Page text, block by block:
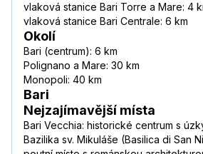
vlaková stanice Bari Torre a Mare: 4
vlaková stanice Bari Centrale: 6 km
Okolí
Bari (centrum): 6 km
Polignano a Mare: 30 km
Monopoli: 40 km
Bari
Nejzajímavější místa
Bari Vecchia: historické centrum s
Bazilika sv. Mikuláše (Basilica di San